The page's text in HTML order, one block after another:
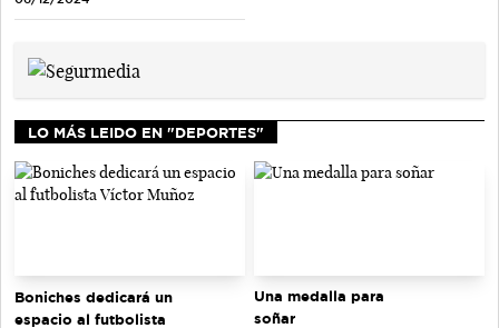
LO MÁS LEIDO EN "DEPORTES"
Boniches dedicará un
espacio al futbolista
Una medalla para
soñar